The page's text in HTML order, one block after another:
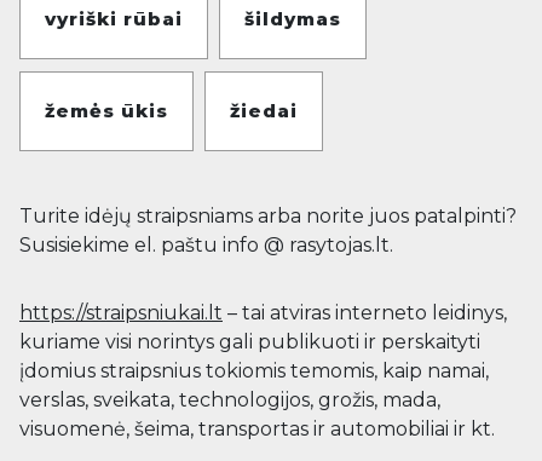
vyriški rūbai šildymas
žemės ūkis žiedai
Turite idėjų straipsniams arba norite juos patalpinti?
Susisiekime el. paštu info @ rasytojas.lt.
https://straipsniukai.lt – tai atviras interneto leidinys,
kuriame visi norintys gali publikuoti ir perskaityti
įdomius straipsnius tokiomis temomis, kaip namai,
verslas, sveikata, technologijos, grožis, mada,
visuomenė, šeima, transportas ir automobiliai ir kt.